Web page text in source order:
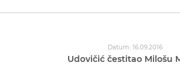
Datum: 16.09.2016
Udovičić čestitao Milošu